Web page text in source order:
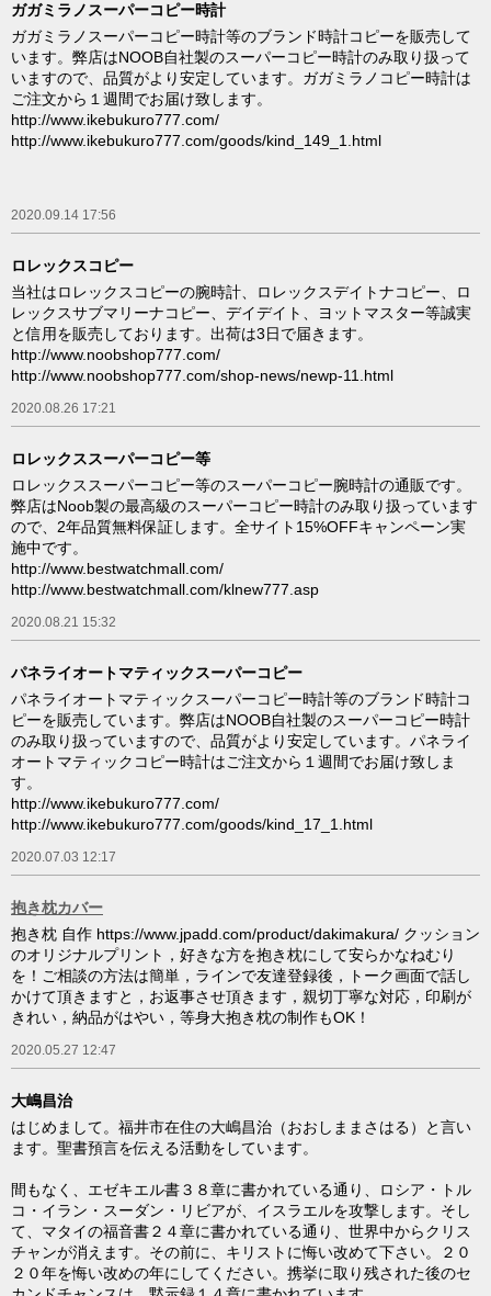
ガガミラノスーパーコピー時計
ガガミラノスーパーコピー時計等のブランド時計コピーを販売して
います。弊店はNOOB自社製のスーパーコピー時計のみ取り扱って
いますので、品質がより安定しています。ガガミラノコピー時計は
ご注文から１週間でお届け致します。
http://www.ikebukuro777.com/
http://www.ikebukuro777.com/goods/kind_149_1.html
2020.09.14 17:56
ロレックスコピー
当社はロレックスコピーの腕時計、ロレックスデイトナコピー、ロ
レックスサブマリーナコピー、デイデイト、ヨットマスター等誠実
と信用を販売しております。出荷は3日で届きます。
http://www.noobshop777.com/
http://www.noobshop777.com/shop-news/newp-11.html
2020.08.26 17:21
ロレックススーパーコピー等
ロレックススーパーコピー等のスーパーコピー腕時計の通販です。
弊店はNoob製の最高級のスーパーコピー時計のみ取り扱っています
ので、2年品質無料保証します。全サイト15%OFFキャンペーン実
施中です。
http://www.bestwatchmall.com/
http://www.bestwatchmall.com/klnew777.asp
2020.08.21 15:32
パネライオートマティックスーパーコピー
パネライオートマティックスーパーコピー時計等のブランド時計コ
ピーを販売しています。弊店はNOOB自社製のスーパーコピー時計
のみ取り扱っていますので、品質がより安定しています。パネライ
オートマティックコピー時計はご注文から１週間でお届け致しま
す。
http://www.ikebukuro777.com/
http://www.ikebukuro777.com/goods/kind_17_1.html
2020.07.03 12:17
抱き枕カバー
抱き枕 自作 https://www.jpadd.com/product/dakimakura/ クッション
のオリジナルプリント，好きな方を抱き枕にして安らかなねむり
を！ご相談の方法は簡単，ラインで友達登録後，トーク画面で話し
かけて頂きますと，お返事させ頂きます，親切丁寧な対応，印刷が
きれい，納品がはやい，等身大抱き枕の制作もOK！
2020.05.27 12:47
大嶋昌治
はじめまして。福井市在住の大嶋昌治（おおしままさはる）と言い
ます。聖書預言を伝える活動をしています。
間もなく、エゼキエル書３８章に書かれている通り、ロシア・トル
コ・イラン・スーダン・リビアが、イスラエルを攻撃します。そし
て、マタイの福音書２４章に書かれている通り、世界中からクリス
チャンが消えます。その前に、キリストに悔い改めて下さい。２０
２０年を悔い改めの年にしてください。携挙に取り残された後のセ